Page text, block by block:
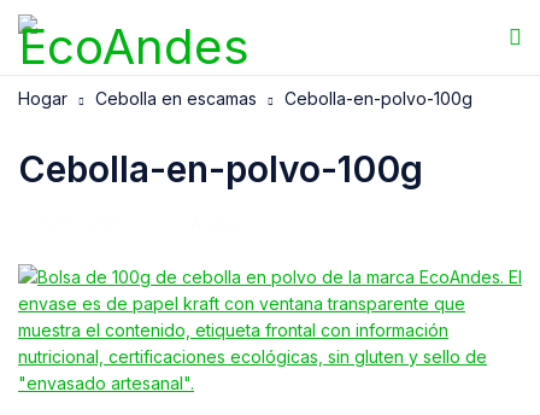
Hogar Cebolla en escamas Cebolla-en-polvo-100g
Cebolla-en-polvo-100g